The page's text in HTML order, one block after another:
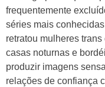
frequentemente
séries mais
retratou mulheres
casas noturnas e
produzir imagens
relações de confiança